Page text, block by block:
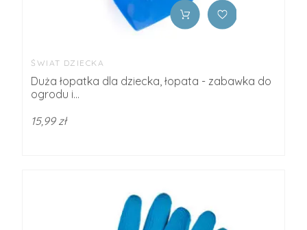
ŚWIAT DZIECKA
Duża łopatka dla dziecka, łopata - zabawka do
ogrodu i...
15,99 zł